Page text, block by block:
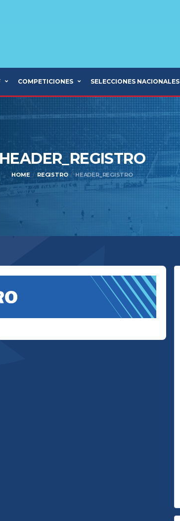
COMPETICIONES SELECCIONES NACIONALES
HEADER_REGISTRO
HOME REGISTRO HEADER_REGISTRO